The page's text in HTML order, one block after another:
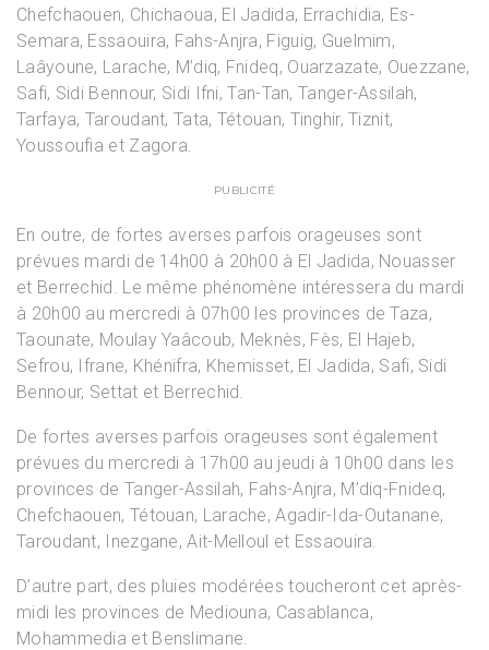
Chefchaouen, Chichaoua, El Jadida, Errachidia, Es-
Semara, Essaouira, Fahs-Anjra, Figuig, Guelmim,
Laâyoune, Larache, M’diq, Fnideq, Ouarzazate, Ouezzane,
Safi, Sidi Bennour, Sidi Ifni, Tan-Tan, Tanger-Assilah,
Tarfaya, Taroudant, Tata, Tétouan, Tinghir, Tiznit,
Youssoufia et Zagora.
PUBLICITÉ
En outre, de fortes averses parfois orageuses sont
prévues mardi de 14h00 à 20h00 à El Jadida, Nouasser
et Berrechid. Le même phénomène intéressera du mardi
à 20h00 au mercredi à 07h00 les provinces de Taza,
Taounate, Moulay Yaâcoub, Meknès, Fès, El Hajeb,
Sefrou, Ifrane, Khénifra, Khemisset, El Jadida, Safi, Sidi
Bennour, Settat et Berrechid.
De fortes averses parfois orageuses sont également
prévues du mercredi à 17h00 au jeudi à 10h00 dans les
provinces de Tanger-Assilah, Fahs-Anjra, M’diq-Fnideq,
Chefchaouen, Tétouan, Larache, Agadir-Ida-Outanane,
Taroudant, Inezgane, Ait-Melloul et Essaouira.
D’autre part, des pluies modérées toucheront cet après-
midi les provinces de Mediouna, Casablanca,
Mohammedia et Benslimane.